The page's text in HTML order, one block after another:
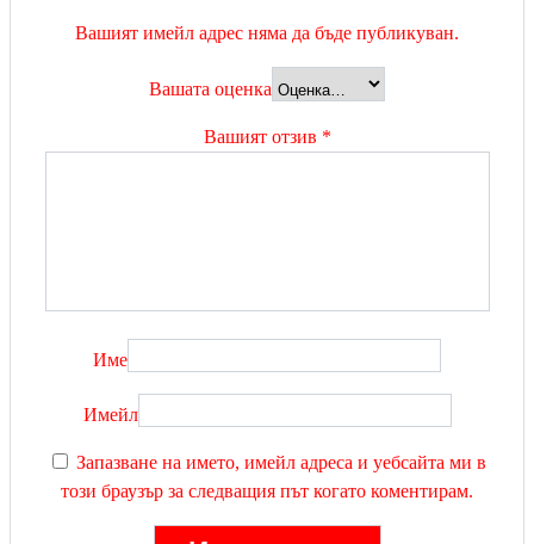
Вашият имейл адрес няма да бъде публикуван.
Вашата оценка
Вашият отзив *
Име
Имейл
Запазване на името, имейл адреса и уебсайта ми в
този браузър за следващия път когато коментирам.